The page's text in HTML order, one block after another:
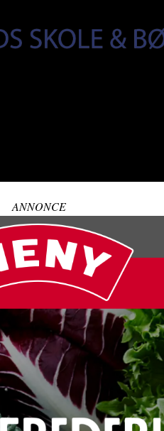
ANNONCE